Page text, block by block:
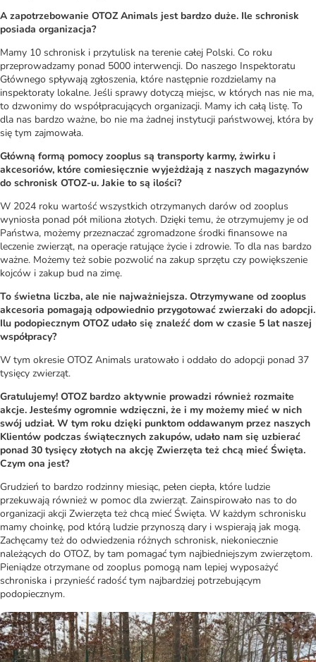
A zapotrzebowanie OTOZ Animals jest bardzo duże. Ile schronisk
posiada organizacja?
Mamy 10 schronisk i przytulisk na terenie całej Polski. Co roku
przeprowadzamy ponad 5000 interwencji. Do naszego Inspektoratu
Głównego spływają zgłoszenia, które następnie rozdzielamy na
inspektoraty lokalne. Jeśli sprawy dotyczą miejsc, w których nas nie ma,
to dzwonimy do współpracujących organizacji. Mamy ich całą listę. To
dla nas bardzo ważne, bo nie ma żadnej instytucji państwowej, która by
się tym zajmowała.
Główną formą pomocy zooplus są transporty karmy, żwirku i
akcesoriów, które comiesięcznie wyjeżdżają z naszych magazynów
do schronisk OTOZ-u. Jakie to są ilości?
W 2024 roku wartość wszystkich otrzymanych darów od zooplus
wyniosła ponad pół miliona złotych. Dzięki temu, że otrzymujemy je od
Państwa, możemy przeznaczać zgromadzone środki finansowe na
leczenie zwierząt, na operacje ratujące życie i zdrowie. To dla nas bardzo
ważne. Możemy też sobie pozwolić na zakup sprzętu czy powiększenie
kojców i zakup bud na zimę.
To świetna liczba, ale nie najważniejsza. Otrzymywane od zooplus
akcesoria pomagają odpowiednio przygotować zwierzaki do adopcji.
Ilu podopiecznym OTOZ udało się znaleźć dom w czasie 5 lat naszej
współpracy?
W tym okresie OTOZ Animals uratowało i oddało do adopcji ponad 37
tysięcy zwierząt.
Gratulujemy! OTOZ bardzo aktywnie prowadzi również rozmaite
akcje. Jesteśmy ogromnie wdzięczni, że i my możemy mieć w nich
swój udział. W tym roku dzięki punktom oddawanym przez naszych
Klientów podczas świątecznych zakupów, udało nam się uzbierać
ponad 30 tysięcy złotych na akcję Zwierzęta też chcą mieć Święta.
Czym ona jest?
Grudzień to bardzo rodzinny miesiąc, pełen ciepła, które ludzie
przekuwają również w pomoc dla zwierząt. Zainspirowało nas to do
organizacji akcji Zwierzęta też chcą mieć Święta. W każdym schronisku
mamy choinkę, pod którą ludzie przynoszą dary i wspierają jak mogą.
Zachęcamy też do odwiedzenia różnych schronisk, niekoniecznie
należących do OTOZ, by tam pomagać tym najbiedniejszym zwierzętom.
Pieniądze otrzymane od zooplus pomogą nam lepiej wyposażyć
schroniska i przynieść radość tym najbardziej potrzebującym
podopiecznym.